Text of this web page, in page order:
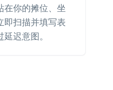
在你的摊位、坐
即扫描并填写表
迟意图。